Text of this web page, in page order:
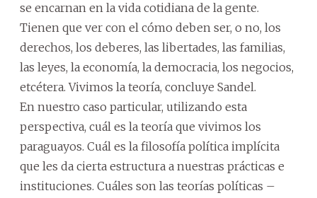
se encarnan en la vida cotidiana de la gente.
Tienen que ver con el cómo deben ser, o no, los
derechos, los deberes, las libertades, las familias,
las leyes, la economía, la democracia, los negocios,
etcétera. Vivimos la teoría, concluye Sandel.
En nuestro caso particular, utilizando esta
perspectiva, cuál es la teoría que vivimos los
paraguayos. Cuál es la filosofía política implícita
que les da cierta estructura a nuestras prácticas e
instituciones. Cuáles son las teorías políticas –